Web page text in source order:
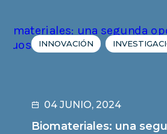
INNOVACIÓN
04 JUNIO, 2024
Biomateriales: una